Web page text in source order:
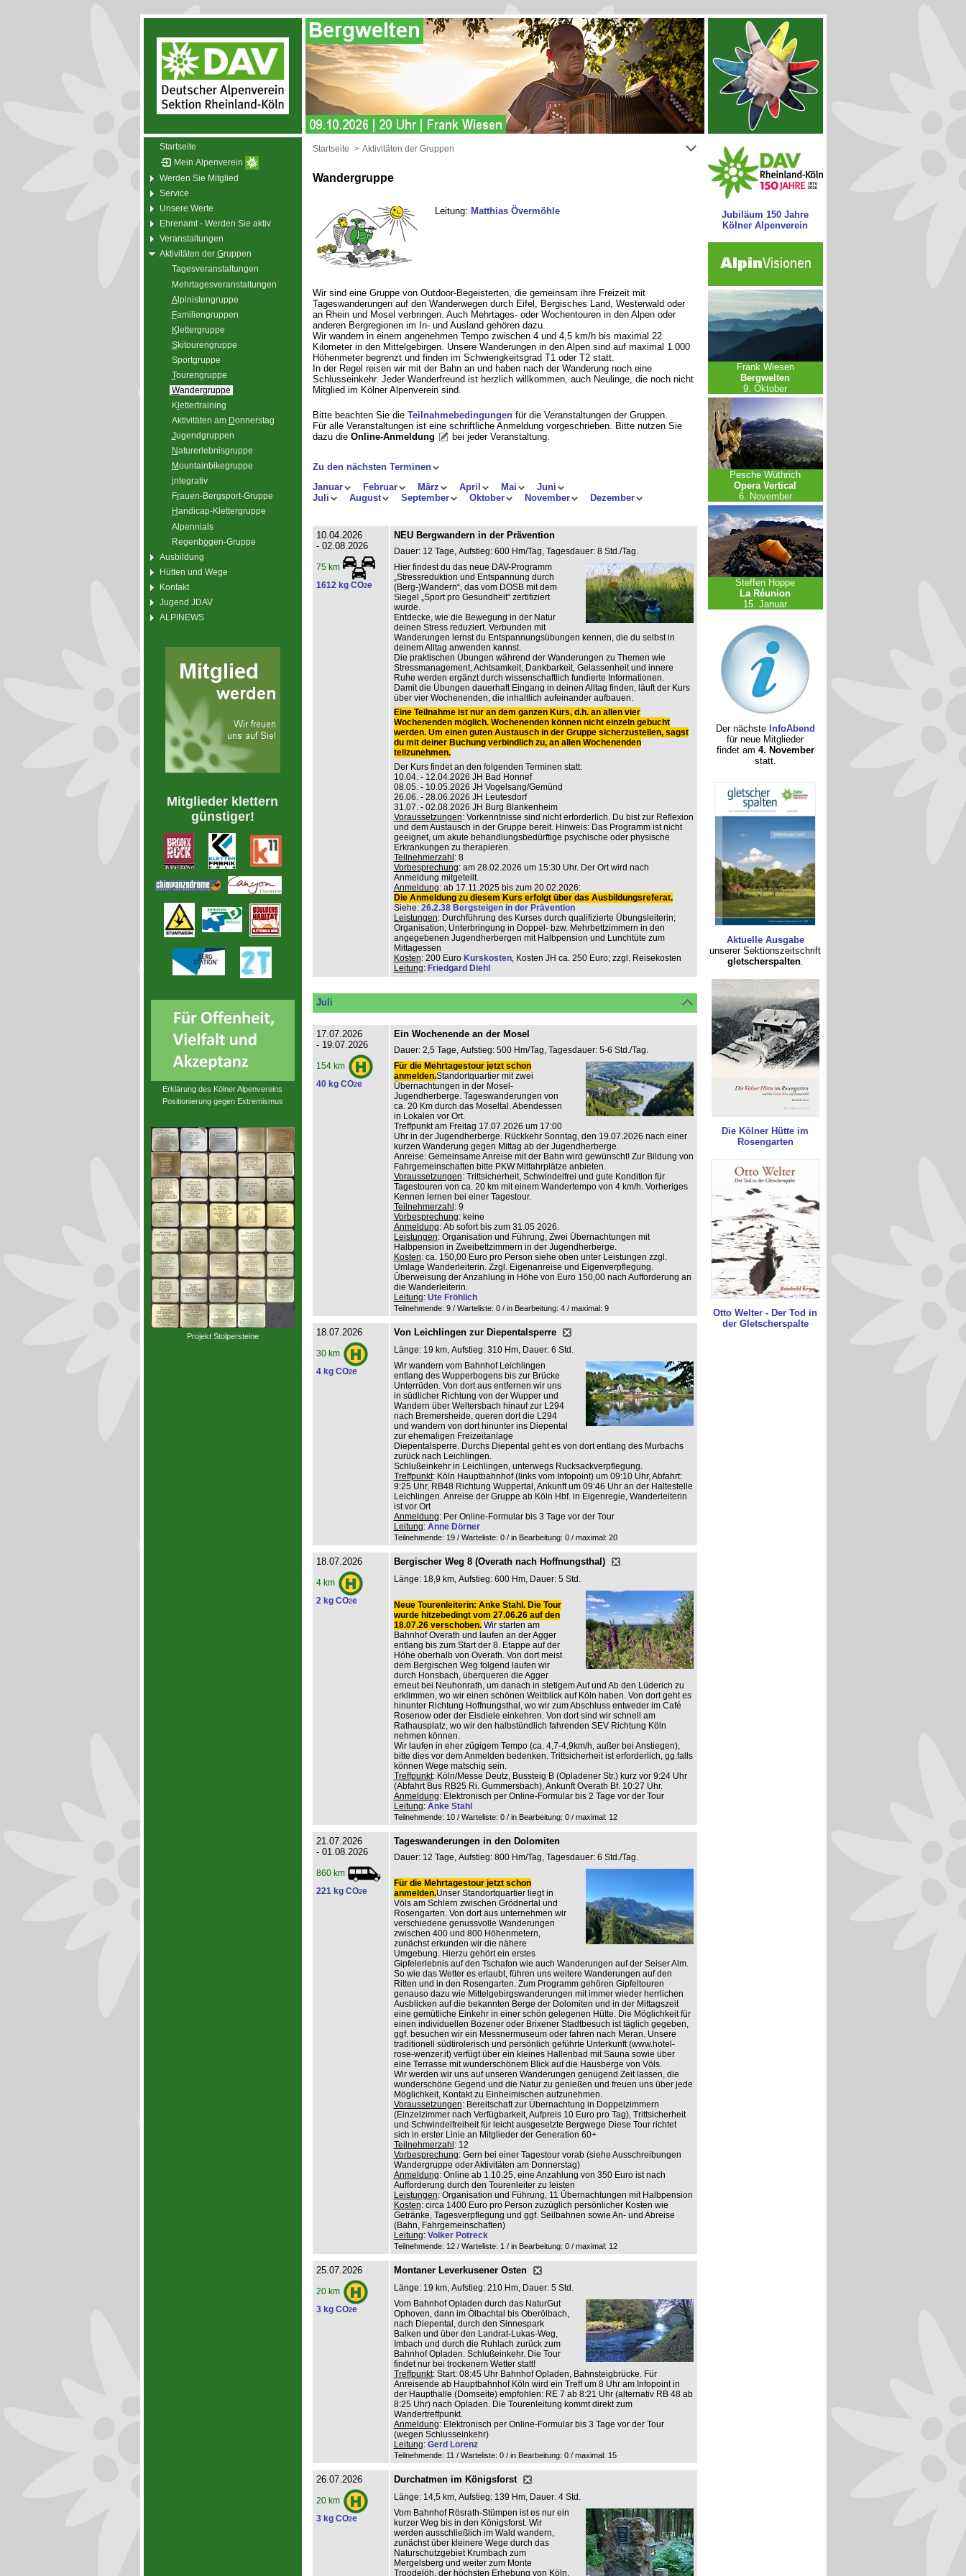
Startseite
Mein Alpenverein
Werden Sie Mitglied
Service
Unsere Werte
Ehrenamt - Werden Sie aktiv
Veranstaltungen
Aktivitäten der Gruppen
Tagesveranstaltungen
Mehrtagesveranstaltungen
Alpinistengruppe
Familiengruppen
Klettergruppe
Skitourengruppe
Sportgruppe
Tourengruppe
Wandergruppe
Kl ettertraining
Aktivitäten am Donnerstag
Jugendgruppen
Naturerlebnisgruppe
Mountainbikegruppe
integrativ
Frauen-Bergsport-Gruppe
Handicap-Klettergruppe
Alpennials
Regenbogen-Gruppe
Ausbildung
Hütten und Wege
Kontakt
Jugend JDAV
ALPINEWS
Mitglieder klettern
günstiger!
Erklärung des Kölner Alpenvereins
Positionierung gegen Extremismus
Projekt Stolpersteine
Startseite > Aktivitäten der Gruppen
Wandergruppe
Leitung: Matthias Övermöhle
Wir sind eine Gruppe von Outdoor-Begeisterten, die gemeinsam ihre Freizeit mit
Tageswanderungen auf den Wanderwegen durch Eifel, Bergisches Land, Westerwald oder
an Rhein und Mosel verbringen. Auch Mehrtages- oder Wochentouren in den Alpen oder
anderen Bergregionen im In- und Ausland gehören dazu.
Wir wandern in einem angenehmen Tempo zwischen 4 und 4,5 km/h bis maximal 22
Kilometer in den Mittelgebirgen. Unsere Wanderungen in den Alpen sind auf maximal 1.000
Höhenmeter begrenzt und finden im Schwierigkeitsgrad T1 oder T2 statt.
In der Regel reisen wir mit der Bahn an und haben nach der Wanderung noch eine
Schlusseinkehr. Jeder Wanderfreund ist herzlich willkommen, auch Neulinge, die noch nicht
Mitglied im Kölner Alpenverein sind.
Bitte beachten Sie die Teilnahmebedingungenfür die Veranstaltungen der Gruppen.
Für alle Veranstaltungen ist eine schriftliche Anmeldung vorgeschrieben. Bitte nutzen Sie
dazu die Online-Anmeldung bei jeder Veranstaltung.
Zu den nächsten Terminen
Januar
Februar März April Mai
Juni
Juli
August September Oktober November Dezember
10.04.2026
- 02.08.2026
75 km
1612 kg CO2e
NEU Bergwandern in der Prävention
Dauer: 12 Tage, Aufstieg: 600 Hm/Tag, Tagesdauer: 8 Std./Tag.
Hier findest du das neue DAV-Programm
„Stressreduktion und Entspannung durch
(Berg-)Wandern“, das vom DOSB mit dem
Siegel „Sport pro Gesundheit“ zertifiziert
wurde.
Entdecke, wie die Bewegung in der Natur
deinen Stress reduziert. Verbunden mit
Wanderungen lernst du Entspannungsübungen kennen, die du selbst in
deinem Alltag anwenden kannst.
Die praktischen Übungen während der Wanderungen zu Themen wie
Stressmanagement, Achtsamkeit, Dankbarkeit, Gelassenheit und innere
Ruhe werden ergänzt durch wissenschaftlich fundierte Informationen.
Damit die Übungen dauerhaft Eingang in deinen Alltag finden, läuft der Kurs
über vier Wochenenden, die inhaltlich aufeinander aufbauen.
Eine Teilnahme ist nur an dem ganzen Kurs, d.h. an allen vier
Wochenenden möglich. Wochenenden können nicht einzeln gebucht
werden. Um einen guten Austausch in der Gruppe sicherzustellen, sagst
du mit deiner Buchung verbindlich zu, an allen Wochenenden
teilzunehmen.
Der Kurs findet an den folgenden Terminen statt:
10.04. - 12.04.2026 JH Bad Honnef
08.05. - 10.05.2026 JH Vogelsang/Gemünd
26.06. - 28.06.2026 JH Leutesdorf
31.07. - 02.08.2026 JH Burg Blankenheim
Voraussetzungen: Vorkenntnisse sind nicht erforderlich. Du bist zur Reflexion
und dem Austausch in der Gruppe bereit. Hinweis: Das Programm ist nicht
geeignet, um akute behandlungsbedürftige psychische oder physische
Erkrankungen zu therapieren.
Teilnehmerzahl : 8
Vorbesprechung: am 28.02.2026 um 15:30 Uhr. Der Ort wird nach
Anmeldung mitgeteilt.
Anmeldung: ab 17.11.2025 bis zum 20.02.2026:
Die Anmeldung zu diesem Kurs erfolgt über das Ausbildungsreferat.
Siehe: 26.2.38 Bergsteigen in der Prävention
Leistungen: Durchführung des Kurses durch qualifizierte Übungsleiterin;
Organisation; Unterbringung in Doppel- bzw. Mehrbettzimmern in den
angegebenen Jugendherbergen mit Halbpension und Lunchtüte zum
Mittagessen
Kosten: 200 Euro Kurskosten, Kosten JH ca. 250 Euro; zzgl. Reisekosten
Leitung: Friedgard Diehl
Juli
17.07.2026
- 19.07.2026
154 km
40 kg CO2e
Ein Wochenende an der Mosel
Dauer: 2,5 Tage, Aufstieg: 500 Hm/Tag, Tagesdauer: 5-6 Std./Tag.
Für die Mehrtagestour jetzt schon
anmelden.Standortquartier mit zwei
Übernachtungen in der Mosel-
Jugendherberge. Tageswanderungen von
ca. 20 Km durch das Moseltal. Abendessen
in Lokalen vor Ort.
Treffpunkt am Freitag 17.07.2026 um 17:00
Uhr in der Jugendherberge. Rückkehr Sonntag, den 19.07.2026 nach einer
kurzen Wanderung gegen Mittag ab der Jugendherberge.
Anreise: Gemeinsame Anreise mit der Bahn wird gewünscht! Zur Bildung von
Fahrgemeinschaften bitte PKW Mitfahrplätze anbieten.
Voraussetzungen: Trittsicherheit, Schwindelfrei und gute Kondition für
Tagestouren von ca. 20 km mit einem Wandertempo von 4 km/h. Vorheriges
Kennen lernen bei einer Tagestour.
Teilnehmerzahl : 9
Vorbesprechung: keine
Anmeldung: Ab sofort bis zum 31.05 2026.
Leistungen: Organisation und Führung, Zwei Übernachtungen mit
Halbpension in Zweibettzimmern in der Jugendherberge.
Kosten: ca. 150,00 Euro pro Person siehe oben unter Leistungen zzgl.
Umlage Wanderleiterin. Zzgl. Eigenanreise und Eigenverpflegung.
Überweisung der Anzahlung in Höhe von Euro 150,00 nach Aufforderung an
die Wanderleiterin.
Leitung: Ute Fröhlich
Teilnehmende: 9 / Warteliste: 0 / in Bearbeitung: 4 / maximal: 9
18.07.2026
30 km
4 kg CO2e
Von Leichlingen zur Diepentalsperre
Länge: 19 km, Aufstieg: 310 Hm, Dauer: 6 Std.
Wir wandern vom Bahnhof Leichlingen
entlang des Wupperbogens bis zur Brücke
Unterrüden. Von dort aus entfernen wir uns
in südlicher Richtung von der Wupper und
Wandern über Weltersbach hinauf zur L294
nach Bremersheide, queren dort die L294
und wandern von dort hinunter ins Diepental
zur ehemaligen Freizeitanlage
Diepentalsperre. Durchs Diepental geht es von dort entlang des Murbachs
zurück nach Leichlingen.
Schlußeinkehr in Leichlingen, unterwegs Rucksackverpflegung.
Treffpunkt: Köln Hauptbahnhof (links vom Infopoint) um 09:10 Uhr, Abfahrt:
9:25 Uhr, RB48 Richtung Wuppertal, Ankunft um 09:46 Uhr an der Haltestelle
Leichlingen. Anreise der Gruppe ab Köln Hbf. in Eigenregie, Wanderleiterin
ist vor Ort
Anmeldung: Per Online-Formular bis 3 Tage vor der Tour
Leitung: Anne Dörner
Teilnehmende: 19 / Warteliste: 0 / in Bearbeitung: 0 / maximal: 20
18.07.2026
4 km
2 kg CO2e
Bergischer Weg 8 (Overath nach Hoffnungsthal)
Länge: 18,9 km, Aufstieg: 600 Hm, Dauer: 5 Std.
Neue Tourenleiterin: Anke Stahl. Die Tour
wurde hitzebedingt vom 27.06.26 auf den
18.07.26 verschoben.Wir starten am
Bahnhof Overath und laufen an der Agger
entlang bis zum Start der 8. Etappe auf der
Höhe oberhalb von Overath. Von dort meist
dem Bergischen Weg folgend laufen wir
durch Honsbach, überqueren die Agger
erneut bei Neuhonrath, um danach in stetigem Auf und Ab den Lüderich zu
erklimmen, wo wir einen schönen Weitblick auf Köln haben. Von dort geht es
hinunter Richtung Hoffnungsthal, wo wir zum Abschluss entweder im Café
Rosenow oder der Eisdiele einkehren. Von dort sind wir schnell am
Rathausplatz, wo wir den halbstündlich fahrenden SEV Richtung Köln
nehmen können.
Wir laufen in eher zügigem Tempo (ca. 4,7-4,9km/h, außer bei Anstiegen),
bitte dies vor dem Anmelden bedenken. Trittsicherheit ist erforderlich, gg.falls
können Wege matschig sein.
Treffpunkt: Köln/Messe Deutz, Bussteig B (Opladener Str.) kurz vor 9:24 Uhr
(Abfahrt Bus RB25 Ri. Gummersbach), Ankunft Overath Bf. 10:27 Uhr.
Anmeldung: Elektronisch per Online-Formular bis 2 Tage vor der Tour
Leitung: Anke Stahl
Teilnehmende: 10 / Warteliste: 0 / in Bearbeitung: 0 / maximal: 12
21.07.2026
- 01.08.2026
860 km
221 kg CO2e
Tageswanderungen in den Dolomiten
Dauer: 12 Tage, Aufstieg: 800 Hm/Tag, Tagesdauer: 6 Std./Tag.
Für die Mehrtagestour jetzt schon
anmelden.Unser Standortquartier liegt in
Völs am Schlern zwischen Grödnertal und
Rosengarten. Von dort aus unternehmen wir
verschiedene genussvolle Wanderungen
zwischen 400 und 800 Höhenmetern,
zunächst erkunden wir die nähere
Umgebung. Hierzu gehört ein erstes
Gipfelerlebnis auf den Tschafon wie auch Wanderungen auf der Seiser Alm.
So wie das Wetter es erlaubt, führen uns weitere Wanderungen auf den
Ritten und in den Rosengarten. Zum Programm gehören Gipfeltouren
genauso dazu wie Mittelgebirgswanderungen mit immer wieder herrlichen
Ausblicken auf die bekannten Berge der Dolomiten und in der Mittagszeit
eine gemütliche Einkehr in einer schön gelegenen Hütte. Die Möglichkeit für
einen individuellen Bozener oder Brixener Stadtbesuch ist täglich gegeben,
ggf. besuchen wir ein Messnermuseum oder fahren nach Meran. Unsere
traditionell südtirolerisch und persönlich geführte Unterkunft (www.hotel-
rose-wenzer.it) verfügt über ein kleines Hallenbad mit Sauna sowie über
eine Terrasse mit wunderschönem Blick auf die Hausberge von Völs.
Wir werden wir uns auf unseren Wanderungen genügend Zeit lassen, die
wunderschöne Gegend und die Natur zu genießen und freuen uns über jede
Möglichkeit, Kontakt zu Einheimischen aufzunehmen.
Voraussetzungen: Bereitschaft zur Übernachtung in Doppelzimmern
(Einzelzimmer nach Verfügbarkeit, Aufpreis 10 Euro pro Tag), Trittsicherheit
und Schwindelfreiheit für leicht ausgesetzte Bergwege Diese Tour richtet
sich in erster Linie an Mitglieder der Generation 60+
Teilnehmerzahl : 12
Vorbesprechung: Gern bei einer Tagestour vorab (siehe Ausschreibungen
Wandergruppe oder Aktivitäten am Donnerstag)
Anmeldung: Online ab 1.10.25, eine Anzahlung von 350 Euro ist nach
Aufforderung durch den Tourenleiter zu leisten
Leistungen: Organisation und Führung, 11 Übernachtungen mit Halbpension
Kosten: circa 1400 Euro pro Person zuzüglich persönlicher Kosten wie
Getränke, Tagesverpflegung und ggf. Seilbahnen sowie An- und Abreise
(Bahn, Fahrgemeinschaften)
Leitung: Volker Potreck
Teilnehmende: 12 / Warteliste: 1 / in Bearbeitung: 0 / maximal: 12
25.07.2026
20 km
3 kg CO2e
Montaner Leverkusener Osten
Länge: 19 km, Aufstieg: 210 Hm, Dauer: 5 Std.
Vom Bahnhof Opladen durch das NaturGut
Ophoven, dann im Ölbachtal bis Oberölbach,
nach Diepental, durch den Sinnespark
Balken und über den Landrat-Lukas-Weg,
Imbach und durch die Ruhlach zurück zum
Bahnhof Opladen. Schlußeinkehr. Die Tour
findet nur bei trockenem Wetter statt!
Treffpunkt: Start: 08:45 Uhr Bahnhof Opladen, Bahnsteigbrücke. Für
Anreisende ab Hauptbahnhof Köln wird ein Treff um 8 Uhr am Infopoint in
der Haupthalle (Domseite) empfohlen: RE 7 ab 8:21 Uhr (alternativ RB 48 ab
8:25 Uhr) nach Opladen. Die Tourenleitung kommt direkt zum
Wandertreffpunkt.
Anmeldung: Elektronisch per Online-Formular bis 3 Tage vor der Tour
(wegen Schlusseinkehr)
Leitung: Gerd Lorenz
Teilnehmende: 11 / Warteliste: 0 / in Bearbeitung: 0 / maximal: 15
26.07.2026
20 km
3 kg CO2e
Durchatmen im Königsforst
Länge: 14,5 km, Aufstieg: 139 Hm, Dauer: 4 Std.
Vom Bahnhof Rösrath-Stümpen ist es nur ein
kurzer Weg bis in den Königsforst. Wir
werden ausschließlich im Wald wandern,
zunächst über kleinere Wege durch das
Naturschutzgebiet Krumbach zum
Mergelsberg und weiter zum Monte
Troodelöh, der höchsten Erhebung von Köln.
Jubiläum 150 Jahre
Kölner Alpenverein
Frank Wiesen
Bergwelten
9. Oktober
Pesche Wüthrich
Opera Vertical
6. November
Steffen Hoppe
La Réunion
15. Januar
Der nächste InfoAbend
für neue Mitglieder
findet am 4. November
statt.
Aktuelle Ausgabe
unserer Sektionszeitschrift
gletscherspalten.
Die Kölner Hütte im
Rosengarten
Otto Welter - Der Tod in
der Gletscherspalte